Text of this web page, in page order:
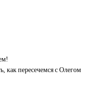
как пересечемся с Олегом